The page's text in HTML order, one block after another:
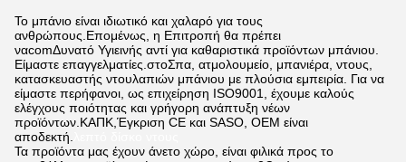
Το μπάνιο είναι ιδιωτικό και χαλαρό για τους
ανθρώπους. Επομένως, η Επιτροπή θα πρέπει
ναcomΔυνατό Υγιεινής αντί για καθαριστικά προϊόντων μπάνιου.
Είμαστε επαγγελματίες. στοΣπα, ατμολουμείο, μπανιέρα, ντους,
κατασκευαστής ντουλαπιών μπάνιου με πλούσια εμπειρία. Για να
είμαστε περήφανοι, ως επιχείρηση ISO9001, έχουμε καλούς
ελέγχους ποιότητας και γρήγορη ανάπτυξη νέων
προϊόντων. ΚΑΠΚ, Έγκριση CE και SASO, OEM είναι
αποδεκτή.
Τα προϊόντα μας έχουν άνετο χώρο, είναι φιλικά προς το